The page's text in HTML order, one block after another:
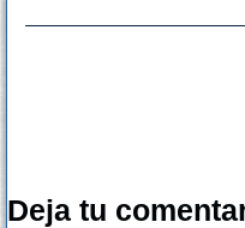
Deja tu